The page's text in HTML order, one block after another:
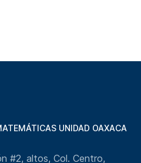
UNIDAD OAXACA
#2, altos, Col. Centro,